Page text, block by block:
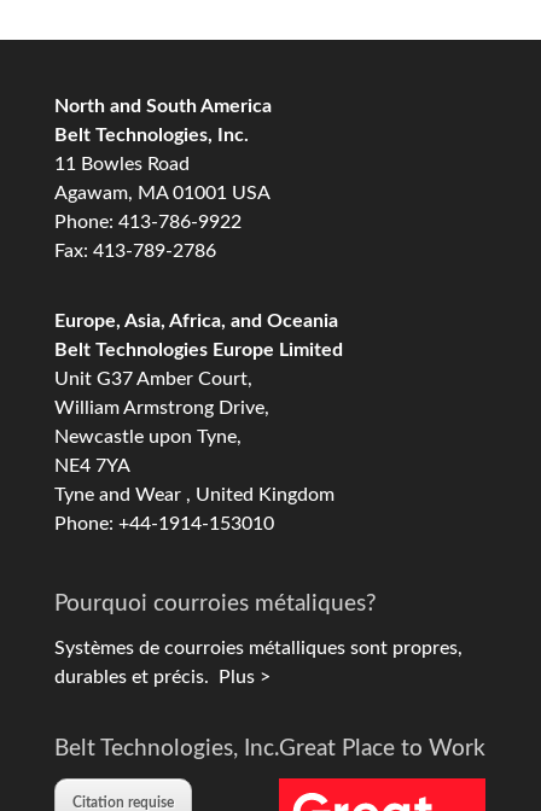
North and South America
Belt Technologies, Inc.
11 Bowles Road
Agawam, MA 01001 USA
Phone: 413-786-9922
Fax: 413-789-2786
Europe, Asia, Africa, and Oceania
Belt Technologies Europe Limited
Unit G37 Amber Court,
William Armstrong Drive,
Newcastle upon Tyne,
NE4 7YA
Tyne and Wear , United Kingdom
Phone: +44-1914-153010
Pourquoi courroies métaliques?
Systèmes de courroies métalliques sont propres,
durables et précis. Plus >
Belt Technologies, Inc.
Citation requise
Great Place to Work